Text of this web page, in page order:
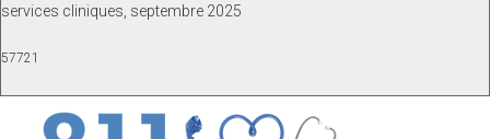
services cliniques, septembre 2025
57721